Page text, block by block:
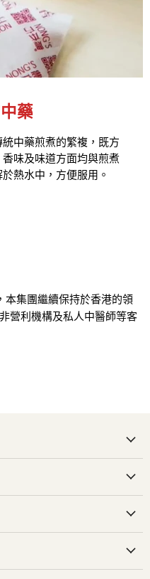
藥
中藥煎煮的繁複，既方
味及味道方面均與煎煮
熱水中，方便服用。
本集團繼續保持於香港的領
營利機構及私人中醫師等客